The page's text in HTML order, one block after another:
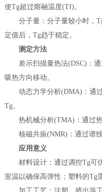
使Tg超过熔融温度(Tf)。
分子量：分子量较小时，Tg
定值后，Tg趋于稳定。
测定方法
差示扫描量热法(DSC)：通
吸热方向移动。
动态力学分析(DMA)：通过
Tg。
热机械分析(TMA)：通过热
核磁共振(NMR)：通过谱线
应用意义
材料设计：通过调控Tg可优
室温以确保高弹性；塑料的Tg
加工工艺：注塑、挤出等工